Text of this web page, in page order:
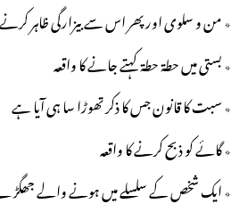
٭ من و سلوی اور پھر اس سے بیزارگی ظاہر کرنے
٭ بستی میں حطۃ حطۃ کہتے جانے کا واقعہ
٭ سبت کا قانون جس کا ذکر تھوڑا سا ہی آیا ہے
٭ گائے کو ذبح کرنے کا واقعہ
٭ ایک شخص کے سلسلے میں ہونے والے جھگڑے